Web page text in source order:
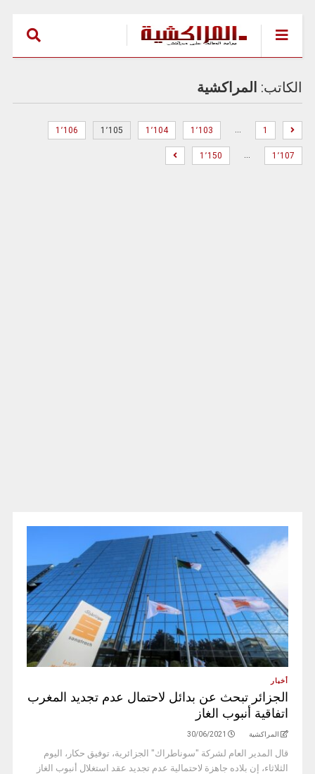
الكاتب: المراكشية
1
… 1٬103 1٬104 1٬105 1٬106
1٬107 … 1٬150
أخبار
الجزائر تبحث عن بدائل لاحتمال عدم تجديد المغرب
اتفاقية أنبوب الغاز
المراكشية 30/06/2021
قال المدير العام لشركة "سوناطراك" الجزائرية، توفيق حكار، اليوم
الثلاثاء، إن بلاده جاهزة لاحتمالية عدم تجديد عقد استغلال أنبوب الغاز